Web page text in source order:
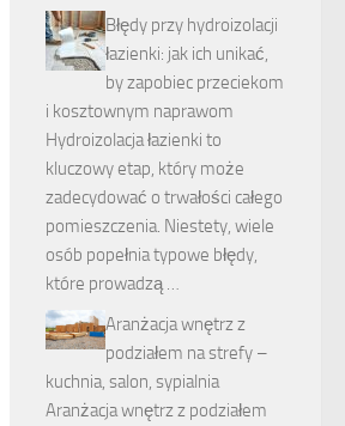
Błędy przy hydroizolacji
łazienki: jak ich unikać,
by zapobiec przeciekom
i kosztownym naprawom
Hydroizolacja łazienki to
kluczowy etap, który może
zadecydować o trwałości całego
pomieszczenia. Niestety, wiele
osób popełnia typowe błędy,
które prowadzą …
Aranżacja wnętrz z
podziałem na strefy –
kuchnia, salon, sypialnia
Aranżacja wnętrz z podziałem